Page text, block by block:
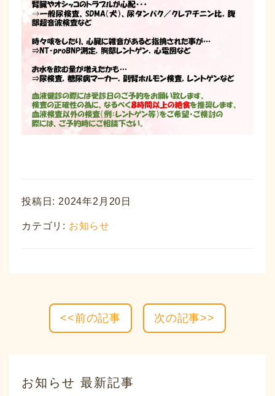
投稿日: 2024年2月20日
カテゴリ: お知らせ
<<前の記事 次の記事>>
お知らせ 最新記事